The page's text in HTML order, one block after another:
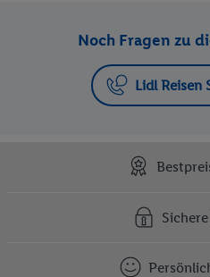
Noch Fragen zu
Lidl Reisen